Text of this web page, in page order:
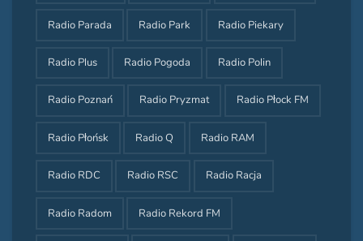
Radio Parada Radio Park Radio Piekary
Radio Plus Radio Pogoda Radio Polin
Radio Poznań Radio Pryzmat Radio Płock FM
Radio Płońsk Radio Q Radio RAM
Radio RDC Radio RSC Radio Racja
Radio Radom Radio Rekord FM